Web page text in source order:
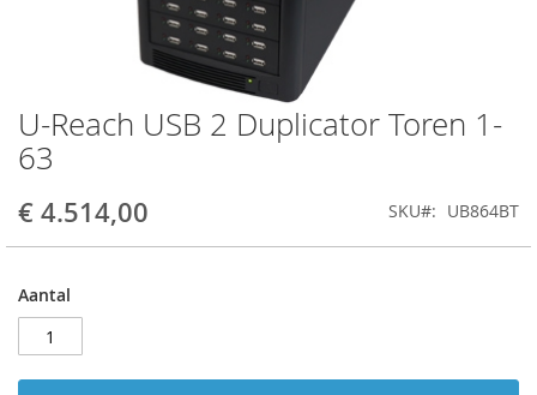
U-Reach USB 2 Duplicator Toren 1-
63
€ 4.514,00 SKU UB864BT
Aantal
Ga
naar
het
van
gallerij